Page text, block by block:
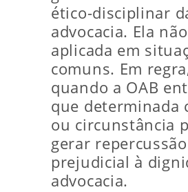
ético-disciplinar
advocacia. Ela
aplicada em
comuns. Em
quando a OAB
que determinada
ou circunstância
gerar repercussão
prejudicial à
advocacia.